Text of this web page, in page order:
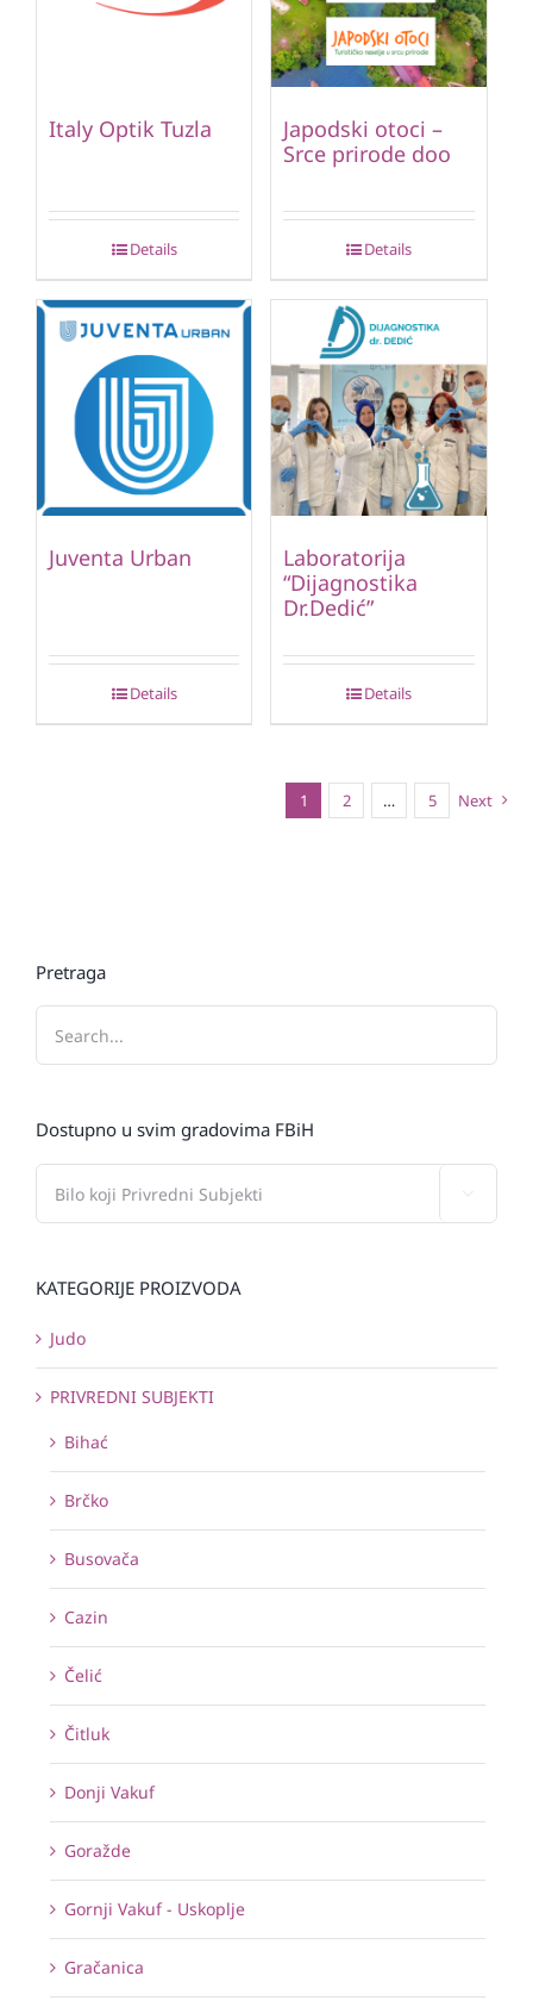
Italy Optik Tuzla
Details
Japodski otoci –
Srce prirode doo
Details
Juventa Urban
Details
Laboratorija
“Dijagnostika
Dr.Dedić”
Details
1 2 … 5 Next
Pretraga
Dostupno u svim gradovima FBiH
KATEGORIJE PROIZVODA
Judo
PRIVREDNI SUBJEKTI
Bihać
Brčko
Busovača
Cazin
Čelić
Čitluk
Donji Vakuf
Goražde
Gornji Vakuf - Uskoplje
Gračanica